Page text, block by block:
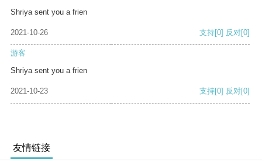
Shriya sent you a frien
2021-10-26 支持[0] 反对[0]
游客
Shriya sent you a frien
2021-10-23 支持[0] 反对[0]
友情链接